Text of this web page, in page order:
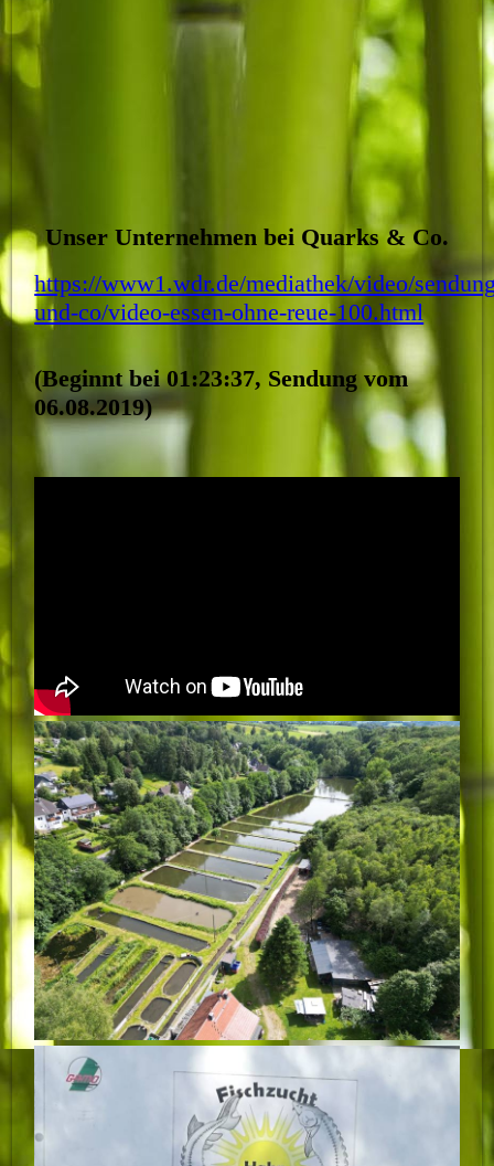
Unser Unternehmen bei Quarks & Co.
https://www1.wdr.de/mediathek/video/
und-co/video-essen-ohne-reue-100.html
(Beginnt bei 01:23:37, Sendung vom
06.08.2019)